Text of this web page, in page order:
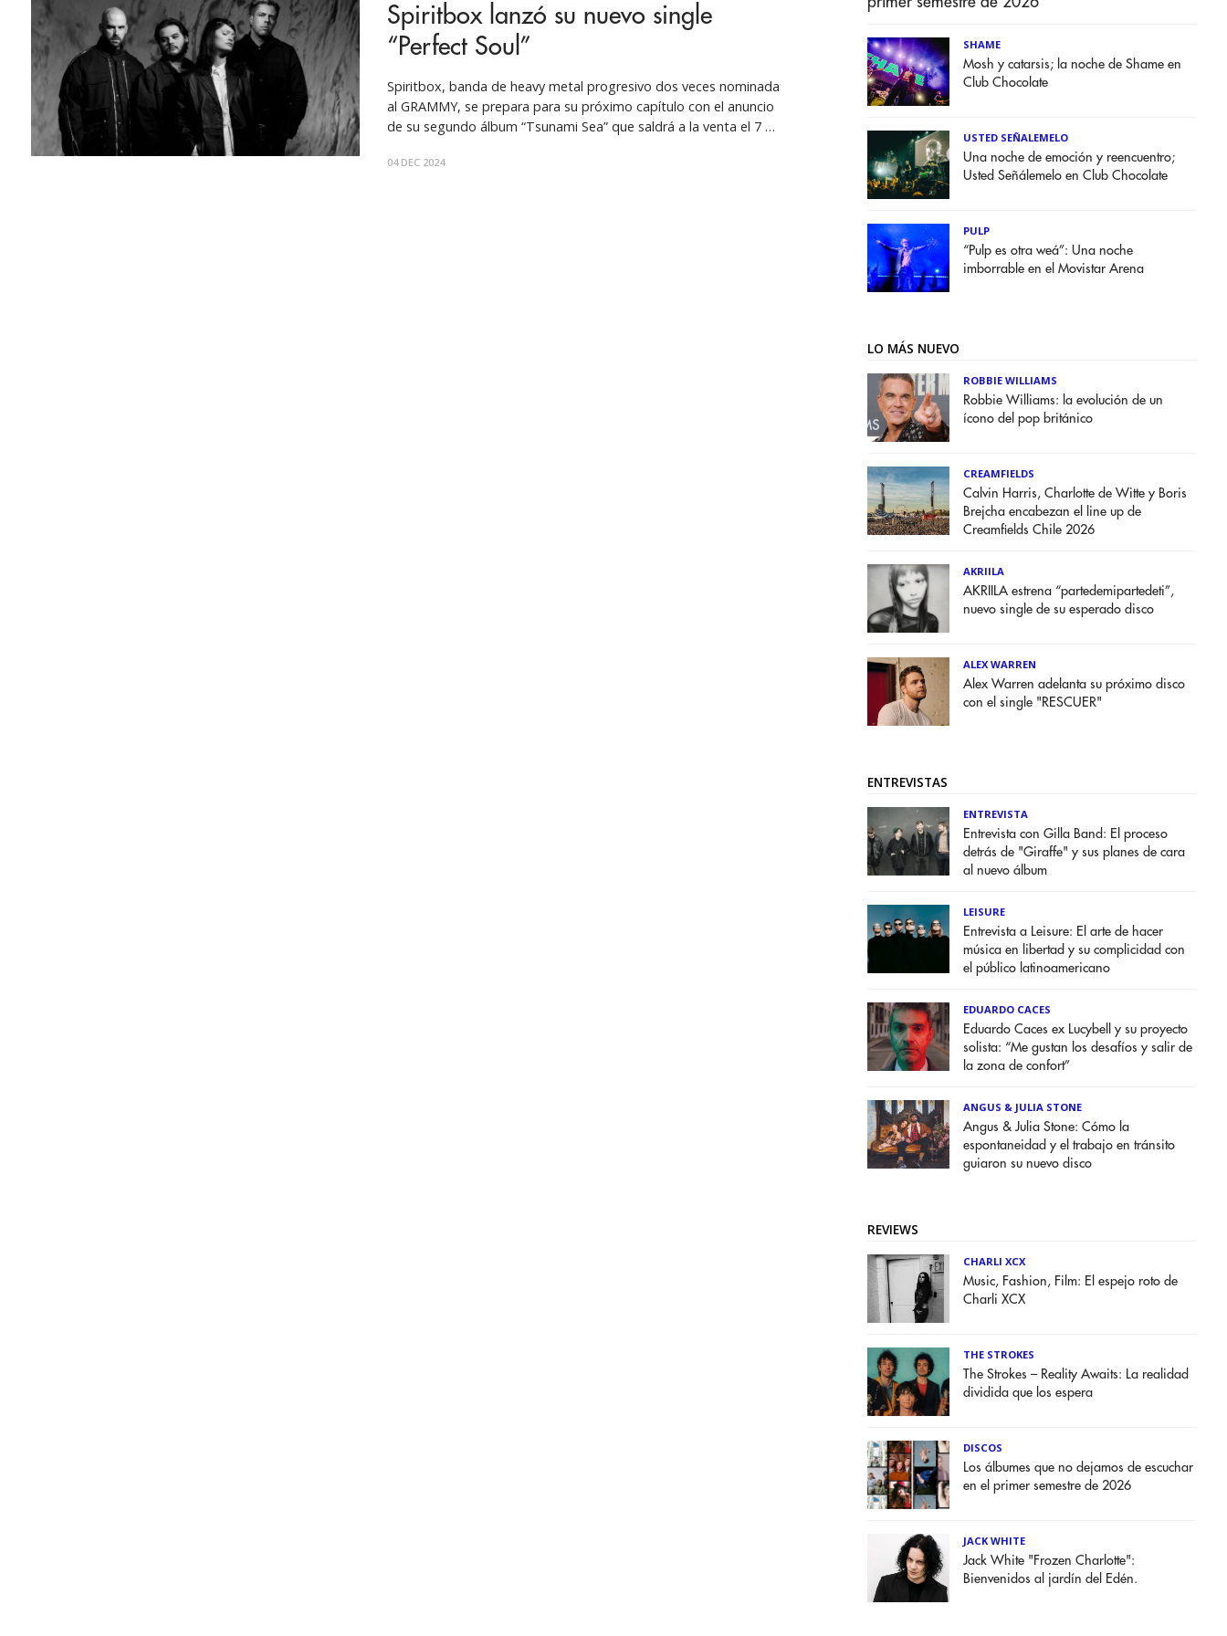
Spiritbox lanzó su nuevo single
“Perfect Soul”
Spiritbox, banda de heavy metal progresivo dos veces nominada
al GRAMMY, se prepara para su próximo capítulo con el anuncio
de su segundo álbum “Tsunami Sea” que saldrá a la venta el 7 de
Records. El álbum fue
04 DEC 2024
SHAME
Mosh y catarsis; la noche de Shame en
Club Chocolate
USTED SEÑALEMELO
Una noche de emoción y reencuentro;
Usted Señálemelo en Club Chocolate
PULP
“Pulp es otra weá”: Una noche
imborrable en el Movistar Arena
LO MÁS NUEVO
ROBBIE WILLIAMS
Robbie Williams: la evolución de un
ícono del pop británico
CREAMFIELDS
Calvin Harris, Charlotte de Witte y Boris
Brejcha encabezan el line up de
Creamfields Chile 2026
AKRIILA
AKRIILA estrena “partedemipartedeti”,
nuevo single de su esperado disco
ALEX WARREN
Alex Warren adelanta su próximo disco
con el single "RESCUER"
ENTREVISTAS
ENTREVISTA
Entrevista con Gilla Band: El proceso
detrás de "Giraffe" y sus planes de cara
al nuevo álbum
LEISURE
Entrevista a Leisure: El arte de hacer
música en libertad y su complicidad con
el público latinoamericano
EDUARDO CACES
Eduardo Caces ex Lucybell y su proyecto
solista: “Me gustan los desafíos y salir de
la zona de confort”
ANGUS & JULIA STONE
Angus & Julia Stone: Cómo la
espontaneidad y el trabajo en tránsito
guiaron su nuevo disco
REVIEWS
CHARLI XCX
Music, Fashion, Film: El espejo roto de
Charli XCX
THE STROKES
The Strokes – Reality Awaits: La realidad
dividida que los espera
DISCOS
Los álbumes que no dejamos de escuchar
en el primer semestre de 2026
JACK WHITE
Jack White "Frozen Charlotte":
Bienvenidos al jardín del Edén.